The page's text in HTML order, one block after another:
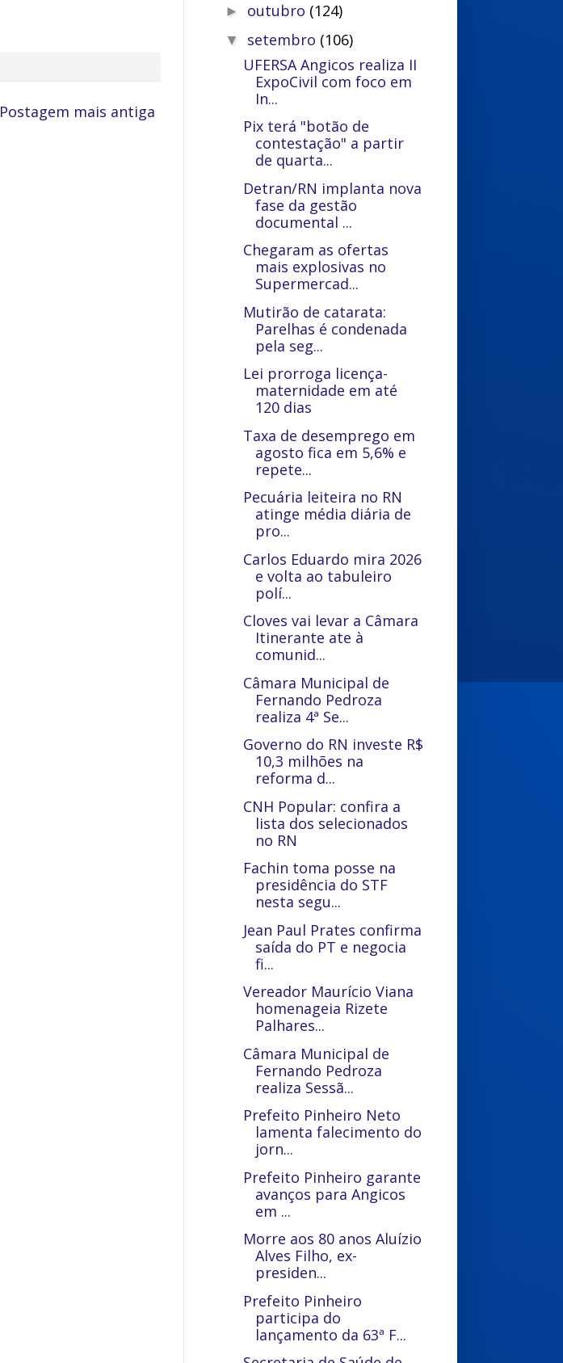
Postagem mais antiga
► outubro (124)
▼ setembro (106)
UFERSA Angicos realiza II
ExpoCivil com foco em
In...
Pix terá "botão de
contestação" a partir
de quarta...
Detran/RN implanta nova
fase da gestão
documental ...
Chegaram as ofertas
mais explosivas no
Supermercad...
Mutirão de catarata:
Parelhas é condenada
pela seg...
Lei prorroga licença-
maternidade em até
120 dias
Taxa de desemprego em
agosto fica em 5,6% e
repete...
Pecuária leiteira no RN
atinge média diária de
pro...
Carlos Eduardo mira 2026
e volta ao tabuleiro
polí...
Cloves vai levar a Câmara
Itinerante ate à
comunid...
Câmara Municipal de
Fernando Pedroza
realiza 4ª Se...
Governo do RN investe R$
10,3 milhões na
reforma d...
CNH Popular: confira a
lista dos selecionados
no RN
Fachin toma posse na
presidência do STF
nesta segu...
Jean Paul Prates confirma
saída do PT e negocia
fi...
Vereador Maurício Viana
homenageia Rizete
Palhares...
Câmara Municipal de
Fernando Pedroza
realiza Sessã...
Prefeito Pinheiro Neto
lamenta falecimento do
jorn...
Prefeito Pinheiro garante
avanços para Angicos
em ...
Morre aos 80 anos Aluízio
Alves Filho, ex-
presiden...
Prefeito Pinheiro
participa do
lançamento da 63ª F...